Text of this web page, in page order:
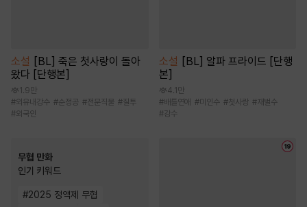
소설 [BL] 죽은 첫사랑이 돌아
왔다 [단행본]
1.9만
#외유내강수 #순정공 #전문직물 #질투
#외국인
무협 만화
인기 키워드
#2025 정액제 무협
소설 [BL] 알파 프라이드 [단행
본]
4.1만
#배틀연애 #미인수 #첫사랑 #재벌수
#강수